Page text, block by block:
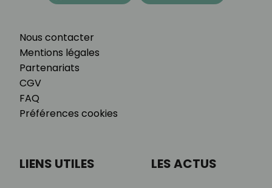
Nous contacter
Mentions légales
Partenariats
CGV
FAQ
Préférences cookies
LIENS UTILES LES ACTUS